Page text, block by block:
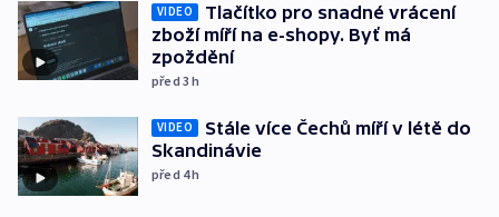
VIDEO
Tlačítko pro snadné vrácení
zboží míří na e-shopy. Byť má
zpoždění
před 3h
VIDEO
Stále více Čechů míří v létě do
Skandinávie
před 4h